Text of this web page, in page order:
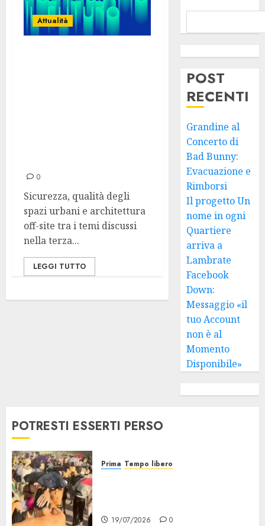
Attualità
0
Sicurezza, qualità degli
spazi urbani e architettura
off-site tra i temi discussi
nella terza...
LEGGI TUTTO
POST
RECENTI
Grandine al
Concerto di
Bad Bunny:
Evacuazione e
Rimborsi
Il progetto Un
nome in ogni
Quartiere
arriva a
Lambrate
Facebook
Down:
Messaggio «il
tuo Account
non è al
Momento
Disponibile»
POTRESTI ESSERTI PERSO
Prima Tempo libero
19/07/2026 0